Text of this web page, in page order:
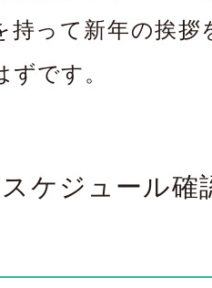
持って新年の挨
です。
スケジュール